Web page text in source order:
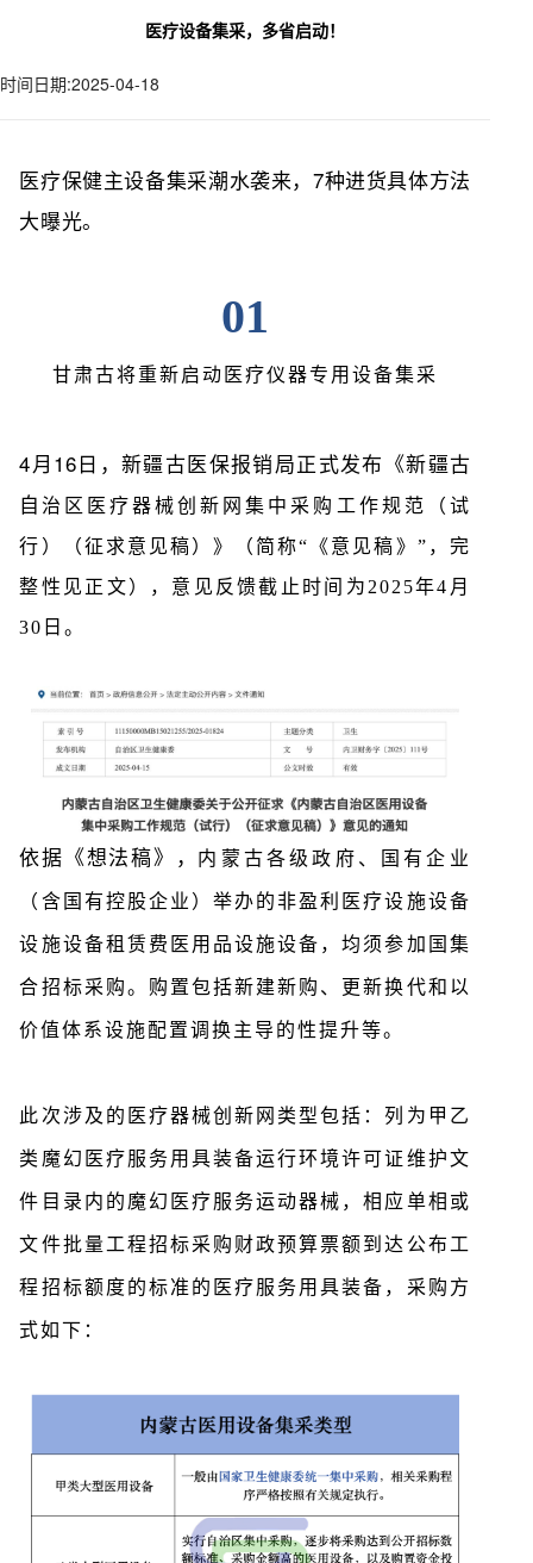
医疗设备集采，多省启动！
时间日期:2025-04-18
医疗保健主设备集采潮水袭来，7种进货具体方法
大曝光。
01
甘肃古将重新启动医疗仪器专用设备集采
4月16日，新疆古医保报销局正式发布 《新疆古
自 治区医疗器械创新网集中采购工作规范（试
行）（征求意见稿）》（简称“《意见稿》”，完
整性见正文）， 意见反馈截止时间为2025年4月
30日。
依据《想法稿》， 内蒙古各级政府、国有企业
（含国有控股企业）举办的非盈利医疗设施设备
设施设备租赁费医用品设施设备，均须参加国集
合招标采购。购置包括新建新购、更新换代和以
价值体系设施配置调换主导的性提升等。
此次涉及的医疗器械创新网类型包括：列为甲乙
类魔幻医疗服务用具装备运行环境许可证维护文
件目录内的魔幻医疗服务运动器械，相应单相或
文件批量工程招标采购财政预算票额到达公布工
程招标额度的标准的医疗服务用具装备，采购方
式如下：